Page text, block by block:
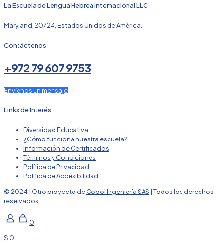
La Escuela de Lengua Hebrea Internacional LLC
Maryland, 20724, Estados Unidos de América.
Contáctenos
+972 79 607 9753
Envíenos un mensaje
Links de Interés
Diversidad Educativa
¿Cómo funciona nuestra escuela?
Información de Certificados
Términos y Condiciones
Política de Privacidad
Política de Accesibilidad
© 2024 | Otro proyecto deCobol Ingeniería SAS | Todos los derechos
reservados
0
$ 0